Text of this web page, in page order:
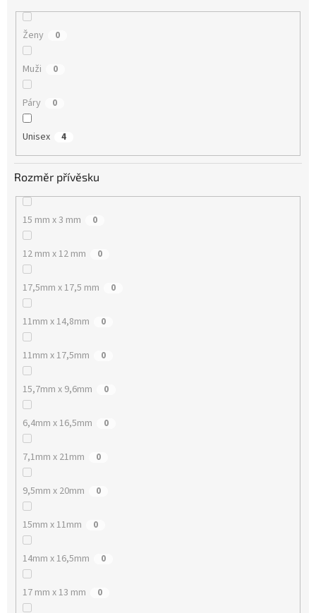
Ženy 0
Muži 0
Páry 0
Unisex 4
Rozměr přívěsku
15 mm x 3 mm 0
12 mm x 12 mm 0
17,5mm x 17,5 mm 0
11mm x 14,8mm 0
11mm x 17,5mm 0
15,7mm x 9,6mm 0
6,4mm x 16,5mm 0
7,1mm x 21mm 0
9,5mm x 20mm 0
15mm x 11mm 0
14mm x 16,5mm 0
17 mm x 13 mm 0